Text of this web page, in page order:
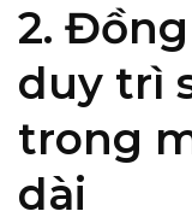
2.
duy trì
trong
dài